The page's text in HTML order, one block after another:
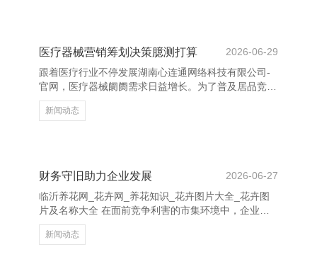
相同蹙迫。有用的疏浚不单是是话语，更在于意会客户
需求。通过积极倾听，不错更好地把执客户心情，提供
个性化贬责决议。 临沂养花网_花卉网_养花知识_花卉
图片大全_花卉
医疗器械营销筹划决策臆测打算
2026-06-29
跟着医疗行业不停发展湖南心连通网络科技有限公司-
官网，医疗器械阛阓需求日益增长。为了普及居品竞争
力和阛阓占有率，制定科学合理的营销筹划决策至关首
要。 最初，明确观点阛阓。凭据居品特点，笃定主要
信任感。同期，诓骗线上线下聚合的形貌进行试验，如
临沂养花网_花卉网_养花知识_花卉图片大全_花卉图
片及名称大全 再
新闻动态
财务守旧助力企业发展
2026-06-27
临沂养花网_花卉网_养花知识_花卉图片大全_花卉图
片及名称大全 在面前竞争利害的市集环境中，企业的
发展离不开强有劲的财务守旧。财务不仅是企业运营
的“血液”，更是推动企业抓续增长的紧迫能源。 当先，
新闻动态